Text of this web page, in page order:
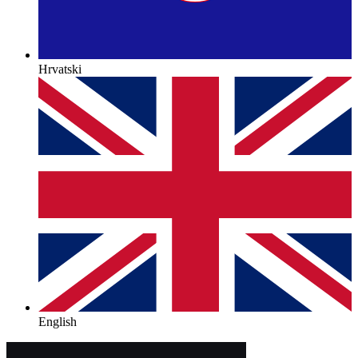
Hrvatski
English